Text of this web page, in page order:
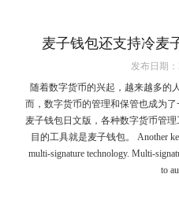
麦子钱包还支持冷麦
发布日期：
随着数字货币的兴起，越来越多的
而，数字货币的管理和保管也成为
麦子钱包日文版，各种数字货币管
目的工具就是麦子钱包。 Another
multi-signature technology. Multi-
to